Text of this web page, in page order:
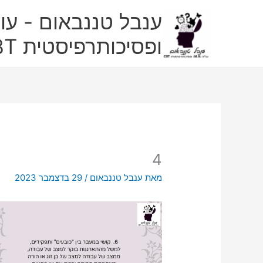
ענבל טננבאום -
ופסיכותרפיסטית CBT
4
מאת ענבל טננבאום/29 בדצמבר 2023